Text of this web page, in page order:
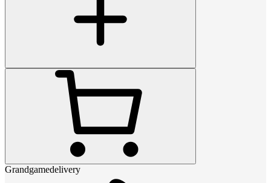
Grandgamedelivery